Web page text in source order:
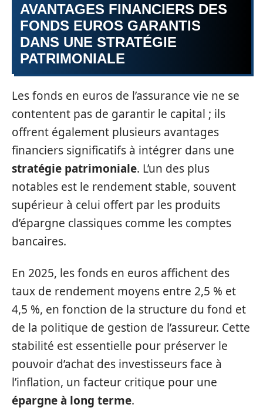
AVANTAGES FINANCIERS DES
FONDS EUROS GARANTIS
DANS UNE STRATÉGIE
PATRIMONIALE
Les fonds en euros de l’assurance vie ne se
contentent pas de garantir le capital ; ils
offrent également plusieurs avantages
financiers significatifs à intégrer dans une
stratégie patrimoniale. L’un des plus
notables est le rendement stable, souvent
supérieur à celui offert par les produits
d’épargne classiques comme les comptes
bancaires.
En 2025, les fonds en euros affichent des
taux de rendement moyens entre 2,5 % et
4,5 %, en fonction de la structure du fond et
de la politique de gestion de l’assureur. Cette
stabilité est essentielle pour préserver le
pouvoir d’achat des investisseurs face à
l’inflation, un facteur critique pour une
épargne à long terme.